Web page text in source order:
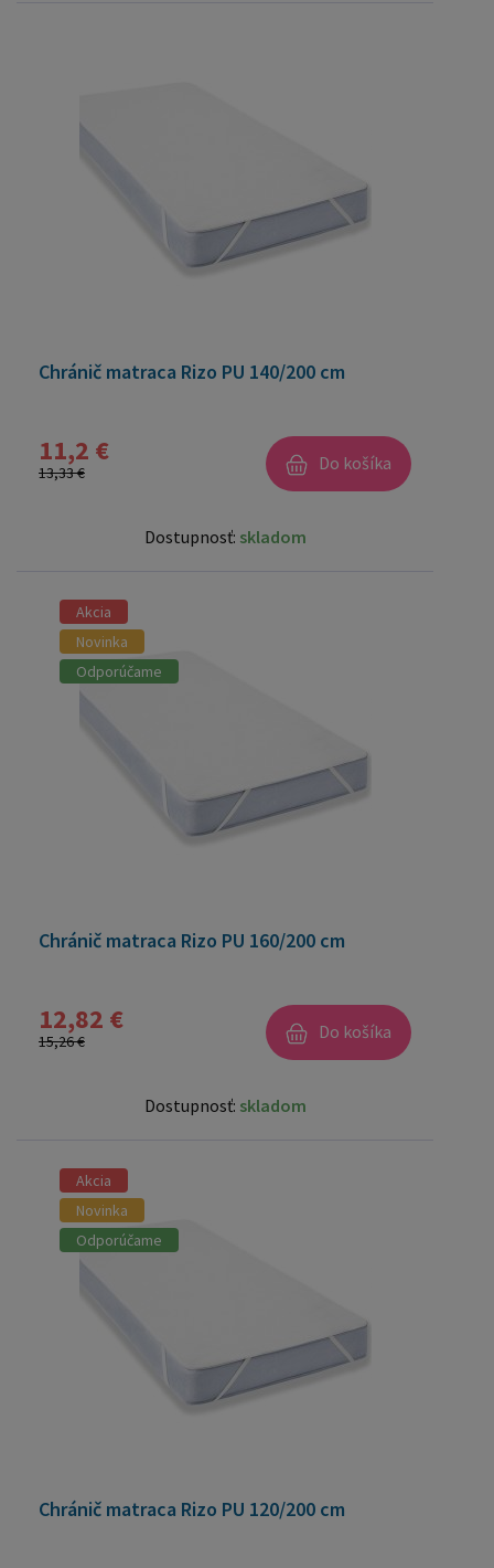
Chránič matraca Rizo PU 140/200 cm
11,2 €
13,33 € Do košíka
Dostupnosť: skladom
Akcia
Novinka
Odporúčame
Chránič matraca Rizo PU 160/200 cm
12,82 €
15,26 € Do košíka
Dostupnosť: skladom
Akcia
Novinka
Odporúčame
Chránič matraca Rizo PU 120/200 cm